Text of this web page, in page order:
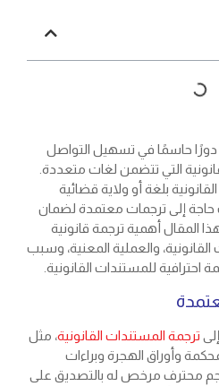
دورًا حاسمًا في تسهيل التواصل
التي تتضمن لغات متعددة.
بلغة أو ولاية قضائية
حاجة إلى ترجمات معتمدة لضمان
المقال أهمية ترجمة قانونية
القانونية، والعملية المعنية، وسبب
للمستندات القانونية.
إلى ترجمة المستندات القانونية، مثل
وأوراق الهجرة وبراءات
محترف مرخص له بالتصديق على